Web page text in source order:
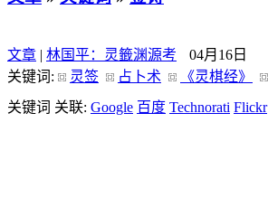
文章 | 林国平：灵籤渊源考
04月16日
关键词:
灵签 占卜术 《灵棋经》
关键词 关联: Google 百度 Technorati Flickr